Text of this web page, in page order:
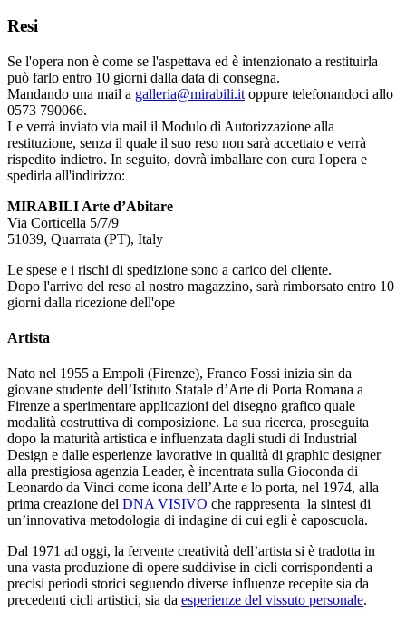
Resi
Se l'opera non è come se l'aspettava ed è intenzionato a restituirla
può farlo entro 10 giorni dalla data di consegna.
Mandando una mail a galleria@mirabili.it oppure telefonandoci allo
0573 790066.
Le verrà inviato via mail il Modulo di Autorizzazione alla
restituzione, senza il quale il suo reso non sarà accettato e verrà
rispedito indietro. In seguito, dovrà imballare con cura l'opera e
spedirla all'indirizzo:
MIRABILI Arte d’Abitare
Via Corticella 5/7/9
51039, Quarrata (PT), Italy
Le spese e i rischi di spedizione sono a carico del cliente.
Dopo l'arrivo del reso al nostro magazzino, sarà rimborsato entro 10
giorni dalla ricezione dell'ope
Artista
Nato nel 1955 a Empoli (Firenze), Franco Fossi inizia sin da
giovane studente dell’Istituto Statale d’Arte di Porta Romana a
Firenze a sperimentare applicazioni del disegno grafico quale
modalità costruttiva di composizione. La sua ricerca, proseguita
dopo la maturità artistica e influenzata dagli studi di Industrial
Design e dalle esperienze lavorative in qualità di graphic designer
alla prestigiosa agenzia Leader, è incentrata sulla Gioconda di
Leonardo da Vinci come icona dell’Arte e lo porta, nel 1974, alla
prima creazione del DNA VISIVO che rappresenta la sintesi di
un’innovativa metodologia di indagine di cui egli è caposcuola.
Dal 1971 ad oggi, la fervente creatività dell’artista si è tradotta in
una vasta produzione di opere suddivise in cicli corrispondenti a
precisi periodi storici seguendo diverse influenze recepite sia da
precedenti cicli artistici, sia da esperienze del vissuto personale.